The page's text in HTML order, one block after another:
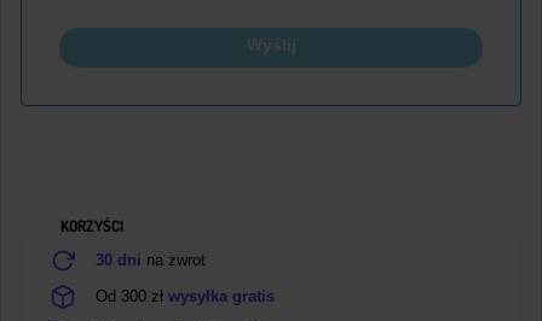
Wyślij
KORZYŚCI
30 dni na zwrot
Od 300 zł wysyłka gratis